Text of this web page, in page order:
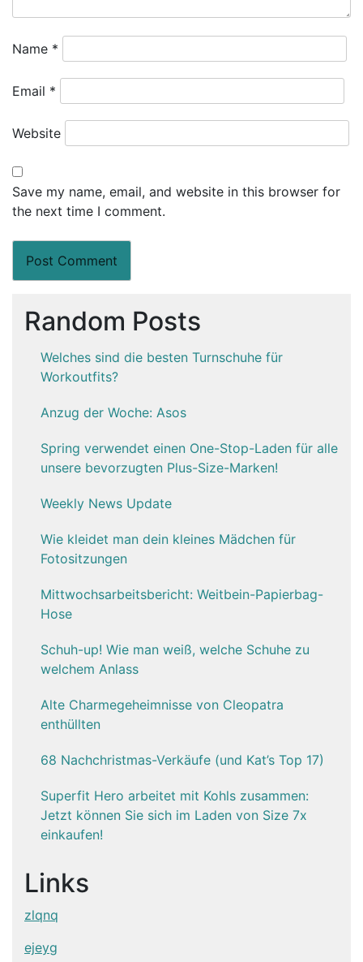
Name *
Email *
Website
Save my name, email, and website in this browser for
the next time I comment.
Random Posts
Welches sind die besten Turnschuhe für
Workoutfits?
Anzug der Woche: Asos
Spring verwendet einen One-Stop-Laden für alle
unsere bevorzugten Plus-Size-Marken!
Weekly News Update
Wie kleidet man dein kleines Mädchen für
Fotositzungen
Mittwochsarbeitsbericht: Weitbein-Papierbag-
Hose
Schuh-up! Wie man weiß, welche Schuhe zu
welchem Anlass
Alte Charmegeheimnisse von Cleopatra
enthüllten
68 Nachchristmas-Verkäufe (und Kat’s Top 17)
Superfit Hero arbeitet mit Kohls zusammen:
Jetzt können Sie sich im Laden von Size 7x
einkaufen!
Links
zlqnq
ejeyg